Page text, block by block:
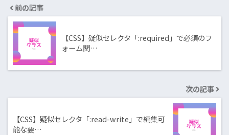
前の記事
【CSS】疑似セレクタ「:required」で必須のフ
ォーム関…
次の記事
【CSS】疑似セレクタ「:read-write」で編集可
能な要…